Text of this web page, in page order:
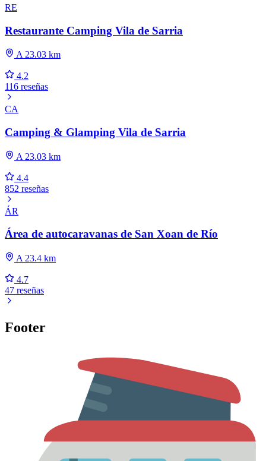
RE
Restaurante Camping Vila de Sarria
A 23.03 km
4.2
116 reseñas
CA
Camping & Glamping Vila de Sarria
A 23.03 km
4.4
852 reseñas
ÁR
Área de autocaravanas de San Xoan de Río
A 23.4 km
4.7
47 reseñas
Footer